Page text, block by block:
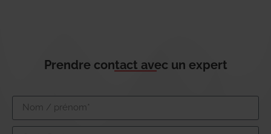
Prendre contact avec un expert